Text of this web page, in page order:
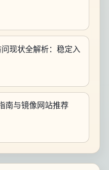
现状全解析：稳定入
南与镜像网站推荐